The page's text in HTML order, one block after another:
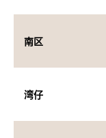
南区
湾仔